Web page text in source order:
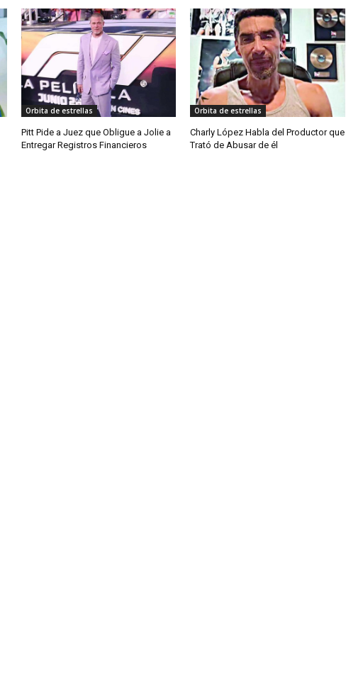
Orbita de estrellas
Pitt Pide a Juez que Obligue a Jolie a
Entregar Registros Financieros
Orbita de estrellas
Charly López Habla del Productor que
Trató de Abusar de él